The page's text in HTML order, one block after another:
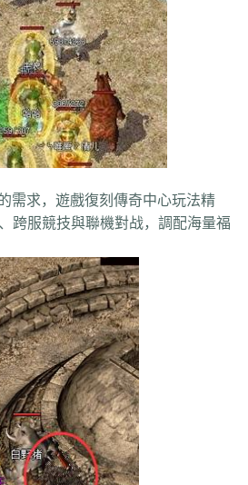
求，遊戲復刻傳奇中心玩法精
競技與聯機對战，調配海量福
。